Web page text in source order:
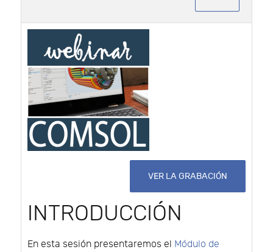
VER LA GRABACIÓN
INTRODUCCIÓN
En esta sesión presentaremos el Módulo de